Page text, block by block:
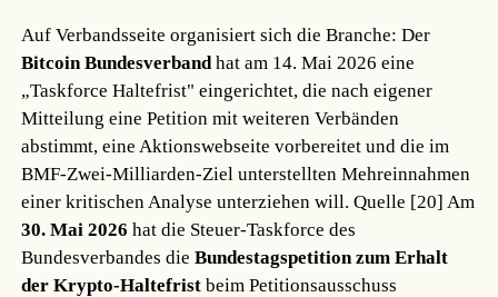
Auf Verbandsseite organisiert sich die Branche: Der
Bitcoin Bundesverband hat am 14. Mai 2026 eine
„Taskforce Haltefrist" eingerichtet, die nach eigener
Mitteilung eine Petition mit weiteren Verbänden
abstimmt, eine Aktionswebseite vorbereitet und die im
BMF-Zwei-Milliarden-Ziel unterstellten Mehreinnahmen
einer kritischen Analyse unterziehen will.Quelle [20] Am
30. Mai 2026 hat die Steuer-Taskforce des
Bundesverbandes dieBundestagspetition zum Erhalt
der Krypto-Haltefrist beim Petitionsausschuss